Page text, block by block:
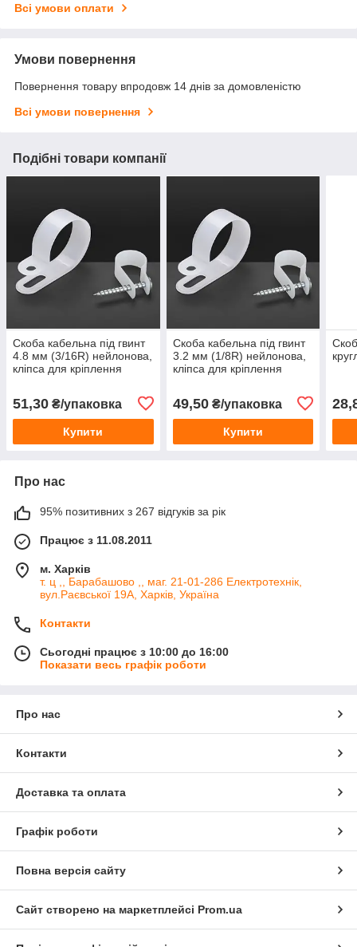
Всі умови оплати
Умови повернення
Повернення товару впродовж 14 днів за домовленістю
Всі умови повернення
Подібні товари компанії
Скоба кабельна під гвинт
4.8 мм (3/16R) нейлонова,
кліпса для кріплення
51,30 ₴/упаковка
Купити
Скоба кабельна під гвинт
3.2 мм (1/8R) нейлонова,
кліпса для кріплення
49,50₴/упаковка
Купити
Про нас
95% позитивних з 267 відгуків за рік
Працює з 11.08.2011
м. Харків
т. ц ,, Барабашово ,, маг. 21-01-286 Електротехнік,
вул.Раєвської 19А, Харків, Україна
Контакти
Сьогодні працює з 10:00 до 16:00
Показати весь графік роботи
Про нас
Контакти
Доставка та оплата
Графік роботи
Повна версія сайту
Сайт створено на маркетплейсі Prom.ua